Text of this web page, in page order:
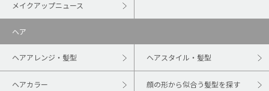
メイクアップニュース
ヘア
ヘアアレンジ・髪型 ヘアスタイル・髪型
ヘアカラー 顔の形から似合う髪型を探す